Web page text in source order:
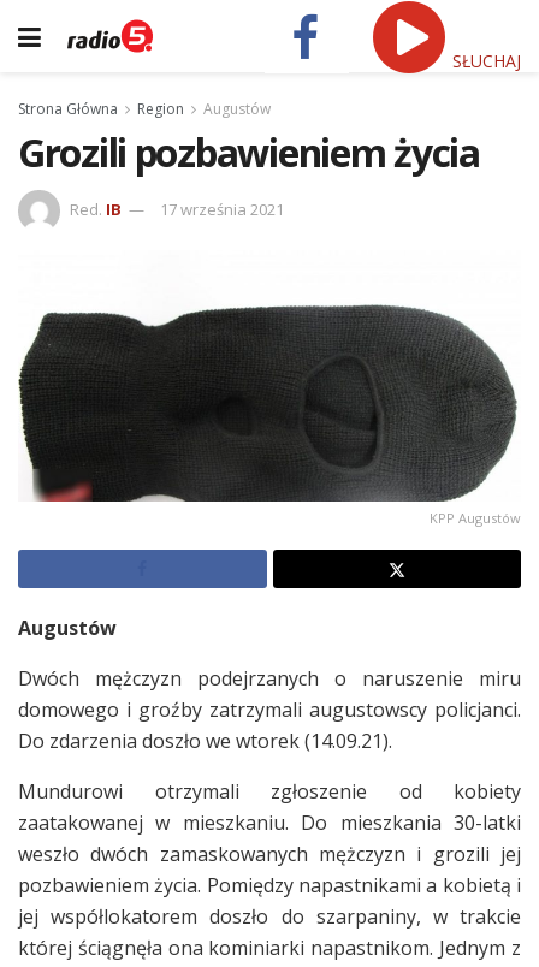
SŁUCHAJ
Strona Główna Region Augustów
Grozili pozbawieniem życia
Red. IB 17 września 2021
KPP Augustów
Augustów
Dwóch mężczyzn podejrzanych o naruszenie miru
domowego i groźby zatrzymali augustowscy policjanci.
Do zdarzenia doszło we wtorek (14.09.21).
Mundurowi otrzymali zgłoszenie od kobiety
zaatakowanej w mieszkaniu. Do mieszkania 30-latki
weszło dwóch zamaskowanych mężczyzn i grozili jej
pozbawieniem życia. Pomiędzy napastnikami a kobietą i
jej współlokatorem doszło do szarpaniny, w trakcie
której ściągnęła ona kominiarki napastnikom. Jednym z